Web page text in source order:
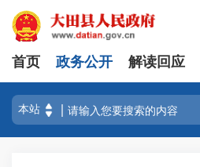
首页 政务公开 解读回应